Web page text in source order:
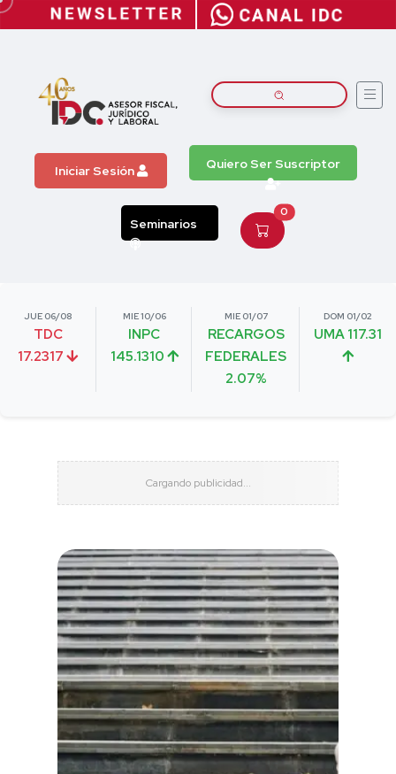
Iniciar Sesión Quiero Ser Suscriptor
Seminarios
0
JUE 06/08
TDC
17.2317
MIE 10/06
INPC
145.1310
MIE 01/07
RECARGOS
FEDERALES
2.07%
DOM 01/02
UMA 117.31